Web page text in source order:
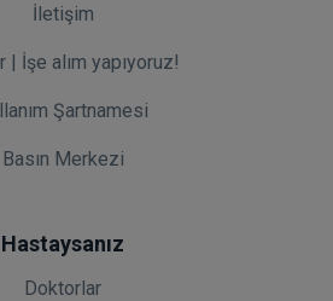
İletişim
| İşe alım yapıyoruz!
Şartnamesi
Basın Merkezi
Hastaysanız
Doktorlar